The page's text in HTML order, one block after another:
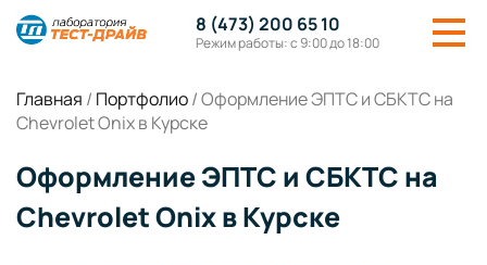
8 (473) 200 65 10
Режим работы: с 9:00 до 18:00
Главная / Портфолио/Оформление ЭПТС и СБКТС на
Chevrolet Onix в Курске
Оформление ЭПТС и СБКТС на
Chevrolet Onix в Курске